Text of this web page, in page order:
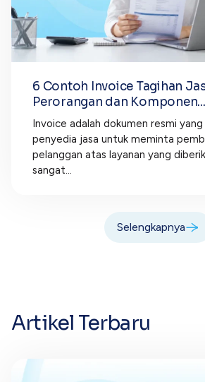
6 Contoh Invoice Tagihan
Perorangan dan Komponen...
Invoice adalah dokumen resmi
penyedia jasa untuk meminta
pelanggan atas layanan yang
sangat...
Selengkapnya
Artikel Terbaru